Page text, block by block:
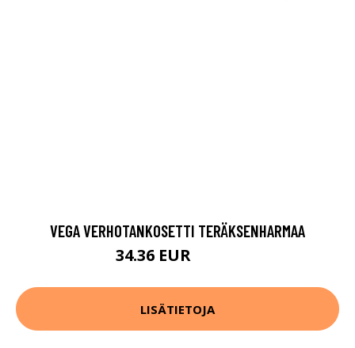
VEGA VERHOTANKOSETTI TERÄKSENHARMAA
34.36 EUR
LISÄTIETOJA